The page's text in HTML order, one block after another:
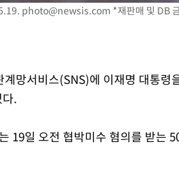
충돌 흔적 포착
통제권' 수용할까
전력 위해 불가피"
photo@newsis.com *재판매 및 DB
망서비스(SNS)에 이재명 대통령
.
19일 오전 협박미수 혐의를 받는